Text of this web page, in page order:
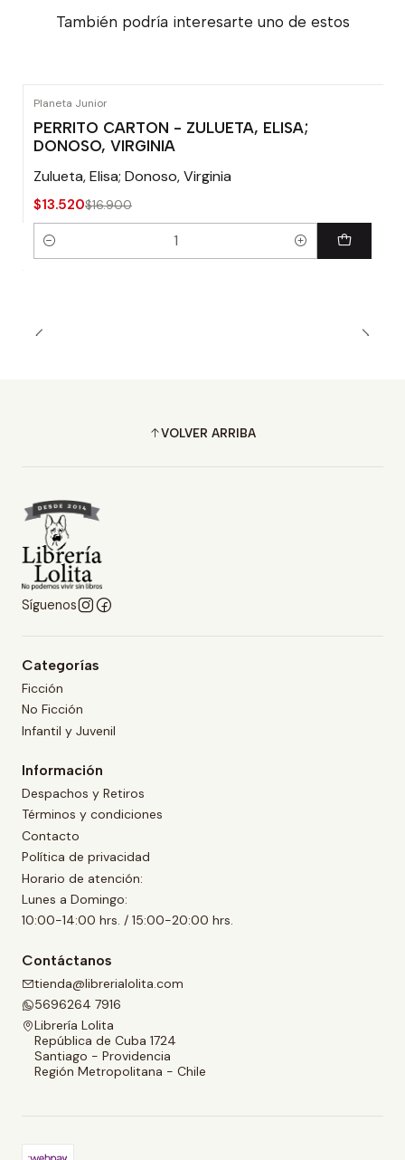
También podría interesarte uno de estos
Planeta Junior
PERRITO CARTON - ZULUETA, ELISA;
DONOSO, VIRGINIA
Zulueta, Elisa; Donoso, Virginia
$13.520$16.900
Cantidad
VOLVER ARRIBA
Síguenos
Categorías
Ficción
No Ficción
Infantil y Juvenil
Información
Despachos y Retiros
Términos y condiciones
Contacto
Política de privacidad
Horario de atención:
Lunes a Domingo:
10:00-14:00 hrs. / 15:00-20:00 hrs.
Contáctanos
tienda@librerialolita.com
5696264 7916
Librería Lolita
República de Cuba 1724
Santiago - Providencia
Región Metropolitana - Chile